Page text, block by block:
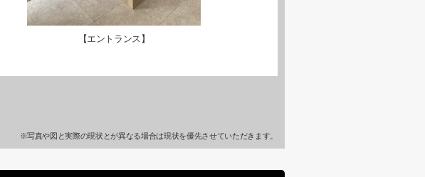
【エントランス】
※写真や図と実際の現状とが異なる場合は現状を優先させていただきます。